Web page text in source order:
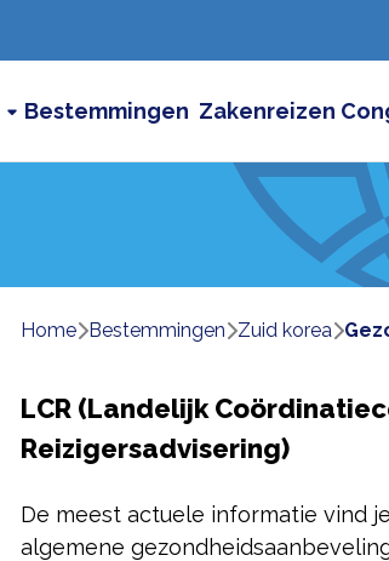
Bestemmingen Zakenreizen
Home bestemmingen zuid korea
LCR (Landelijk
Reizigersadvisering)
De meest actuele informatie vind
algemene